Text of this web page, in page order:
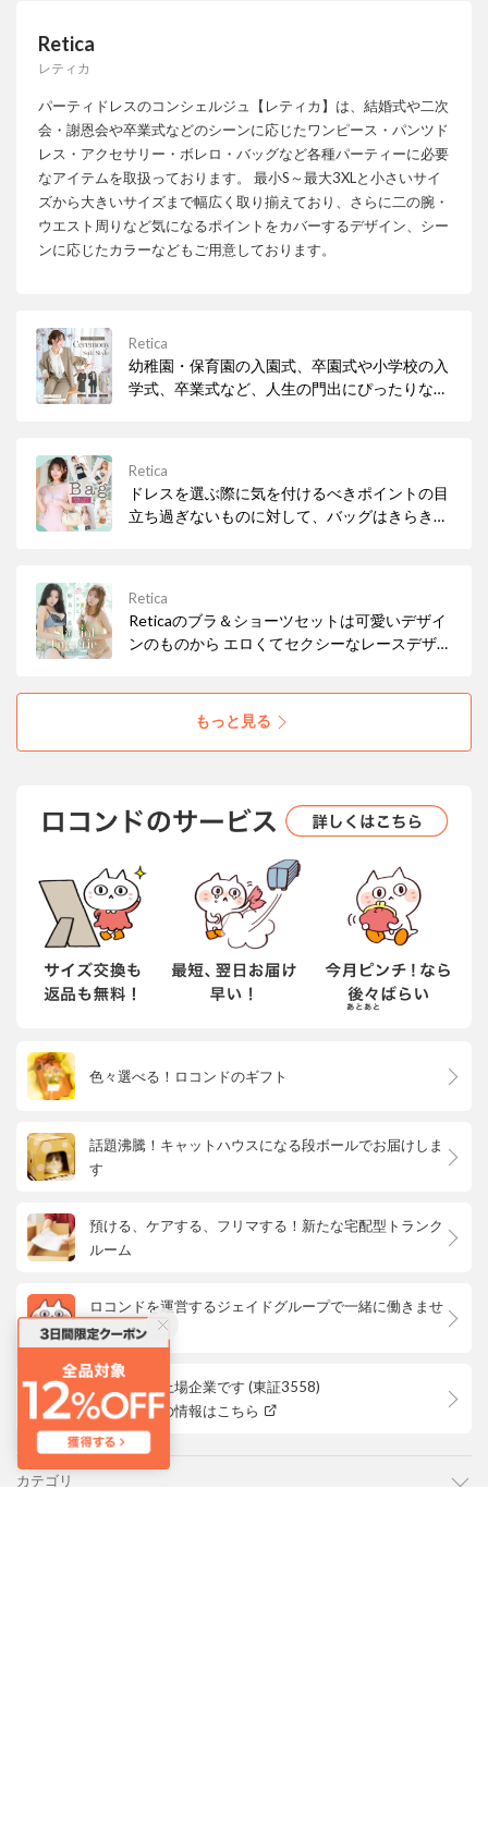
Retica
レティカ
パーティドレスのコンシェルジュ【レティカ】は、結婚式や二次
会・謝恩会や卒業式などのシーンに応じたワンピース・パンツド
レス・アクセサリー・ボレロ・バッグなど各種パーティーに必要
なアイテムを取扱っております。 最小S～最大3XLと小さいサイ
ズから大きいサイズまで幅広く取り揃えており、さらに二の腕・
ウエスト周りなど気になるポイントをカバーするデザイン、シー
ンに応じたカラーなどもご用意しております。
Retica
幼稚園・保育園の入園式、卒園式や小学校の入
学式、卒業式など、人生の門出にぴったりなセ
Retica
ドレスを選ぶ際に気を付けるべきポイントの目
立ち過ぎないものに対して、バッグはきらきら
揃えました。
Retica
Reticaのブラ＆ショーツセットは可愛いデザイ
ンのものから エロくてセクシーなレースデザイ
イズもAカップ、Bカップ、Cカップ、Dカッ
プ、Eカップ、Fカップまで豊富に展開中♪ きっ
とあなたにあった、気分の上がる下着が見つか
ります！
もっと見る
色々選べる！ロコンドのギフト
話題沸騰！キャットハウスになる段ボールでお届けしま
す
預ける、ケアする、フリマする！新たな宅配型トランク
ルーム
ロコンドを運営するジェイドグループで一緒に働きませ
んか？
ロコンドは上場企業です (東証3558)
株主優待等の情報はこちら
カテゴリ